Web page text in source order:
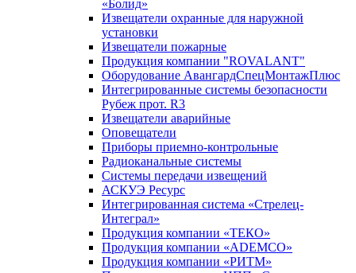
«Болид»
Извещатели охранные для наружной
установки
Извещатели пожарные
Продукция компании "ROVALANT"
Оборудование АвангардСпецМонтажПлюс
Интегрированные системы безопасности
Рубеж прот. R3
Извещатели аварийные
Оповещатели
Приборы приемно-контрольные
Радиоканальные системы
Системы передачи извещений
АСКУЭ Ресурс
Интегрированная система «Стрелец-
Интеграл»
Продукция компании «ТЕКО»
Продукция компании «ADEMCO»
Продукция компании «РИТМ»